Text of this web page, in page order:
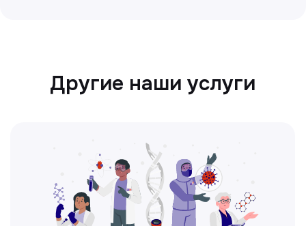
Ультразвуковая диагностика
Безопасный и точный метод для
обследования внутренних органов.